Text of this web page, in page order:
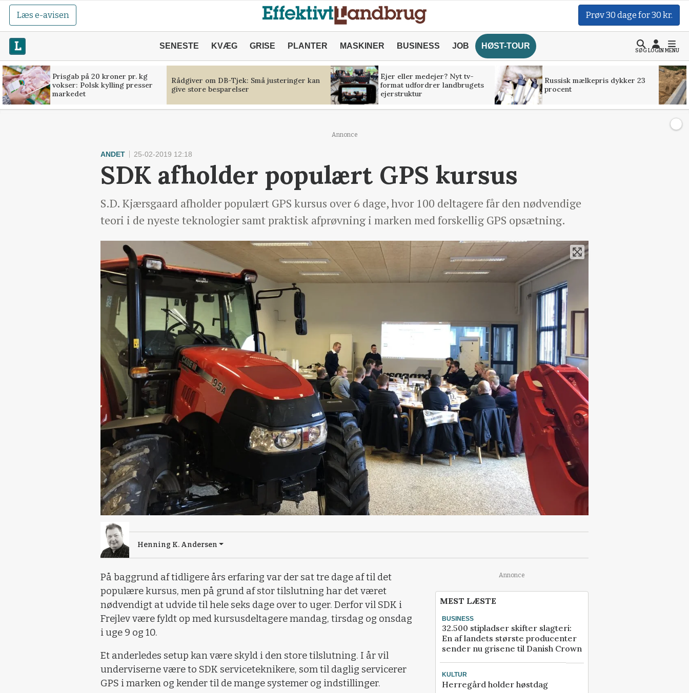
Læs e-avisen Prøv 30 dage for 30 kr.
SENESTE KVÆG GRISE PLANTER MASKINER BUSINESS JOB HØST-TOUR
SØGLOGINMENU
Prisgab på 20 kroner pr. kg
vokser: Polsk kylling presser
markedet
Rådgiver om DB-Tjek: Små justeringer kan
give store besparelser
Ejer eller medejer? Nyt tv-
format udfordrer landbrugets
ejerstruktur
Russisk mælkepris dykker 23
procent
Annonce
ANDET 25-02-2019 12:18
SDK afholder populært GPS kursus
S.D. Kjærsgaard afholder populært GPS kursus over 6 dage, hvor 100 deltagere får den nødvendige
teori i de nyeste teknologier samt praktisk afprøvning i marken med forskellig GPS opsætning.
Henning K. Andersen
På baggrund af tidligere års erfaring var der sat tre dage af til det
populære kursus, men på grund af stor tilslutning har det været
nødvendigt at udvide til hele seks dage over to uger. Derfor vil SDK i
Frejlev være fyldt op med kursusdeltagere mandag, tirsdag og onsdag
i uge 9 og 10.
Et anderledes setup kan være skyld i den store tilslutning. I år vil
underviserne være to SDK serviceteknikere, som til daglig servicerer
GPS i marken og kender til de mange systemer og indstillinger.
Annonce
MEST LÆSTE
BUSINESS
32.500 stipladser skifter slagteri:
En af landets største producenter
sender nu grisene til Danish Crown
KULTUR
Herregård holder høstdag